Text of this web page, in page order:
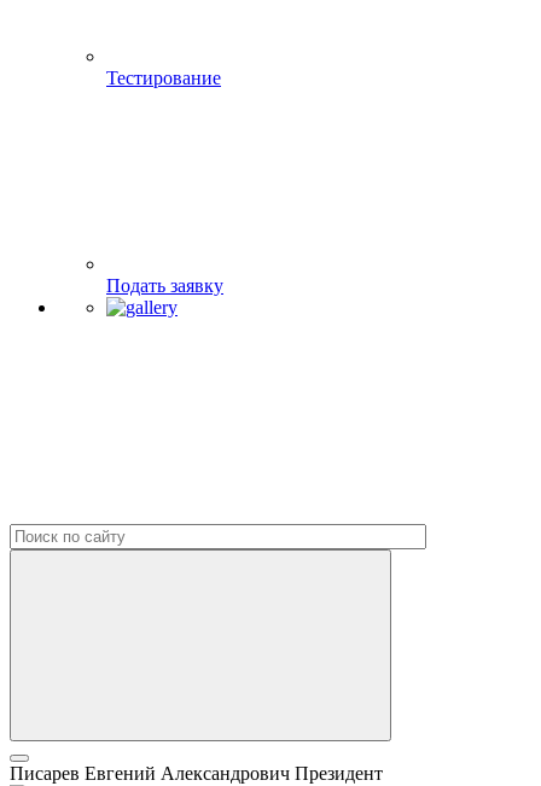
Тестирование
Подать заявку
Писарев Евгений Александрович Президент